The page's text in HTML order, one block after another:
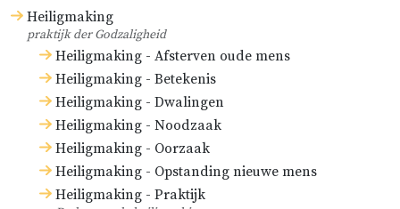
Heiligmaking
praktijk der Godzaligheid
Heiligmaking - Afsterven oude mens
Heiligmaking - Betekenis
Heiligmaking - Dwalingen
Heiligmaking - Noodzaak
Heiligmaking - Oorzaak
Heiligmaking - Opstanding nieuwe mens
Heiligmaking - Praktijk